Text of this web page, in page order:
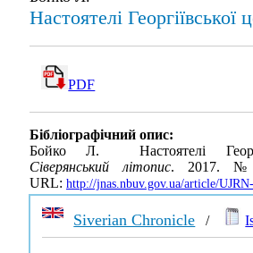
Настоятелі Георгіївської
PDF
Бібліографічний опис:
Бойко Л. Настоятелі
Сіверянський літопис. 2017. №
URL: http://jnas.nbuv.gov.ua/article/
Siverian Chronicle /